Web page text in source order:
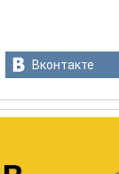
Вконтакте